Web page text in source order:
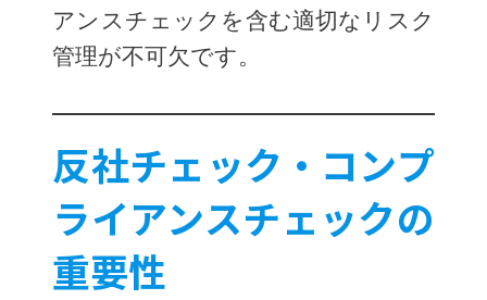
アンスチェックを含む適切なリスク
管理が不可欠です。
反社チェック・コンプ
ライアンスチェックの
重要性